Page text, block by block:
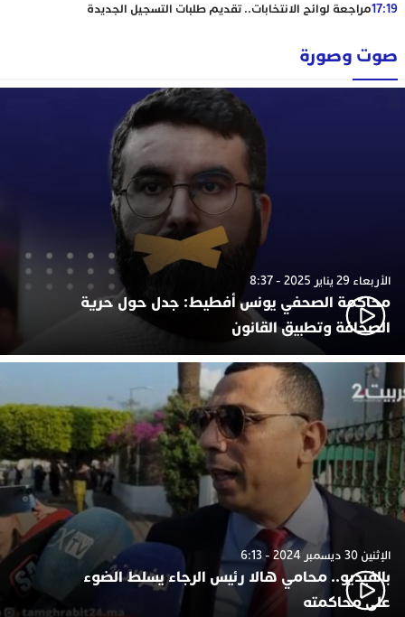
17:19مراجعة لوائح الانتخابات.. تقديم طلبات التسجيل الجديدة
صوت وصورة
الأربعاء 29 يناير 2025 - 8:37
محاكمة الصحفي يونس أفطيط: جدل حول حرية
الصحافة وتطبيق القانون
الإثنين 30 ديسمبر 2024 - 6:13
بالفيديو.. محامي هالا رئيس الرجاء يسلط الضوء
على محاكمته